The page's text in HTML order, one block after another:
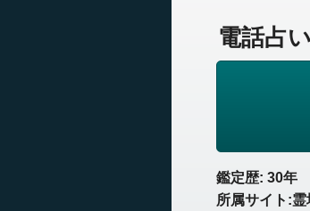
電話占
鑑定歴: 30年
所属サイト:霊